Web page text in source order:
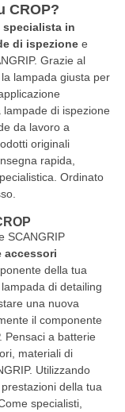
CROP?
specialista in
di ispezione e
Grazie al
lampada giusta per
di ispezione
da lavoro a
originali
rapida,
Ordinato
SCANGRIP
accessori
della tua
di detailing
una nuova
il componente
Pensaci a batterie
materiali di
Utilizzando
della tua
specialisti,